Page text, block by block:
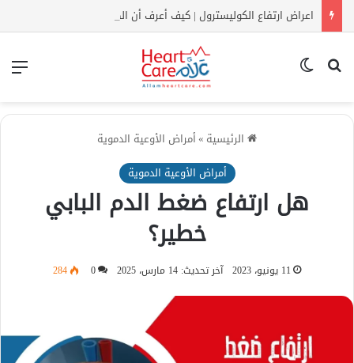
بحث عن
الرئيسية »أمراض الأوعية الدموية
أمراض الأوعية الدموية
هل ارتفاع ضغط الدم البابي
خطير؟
11 يونيو، 2023 آخر تحديث: 14 مارس، 2025 0
284